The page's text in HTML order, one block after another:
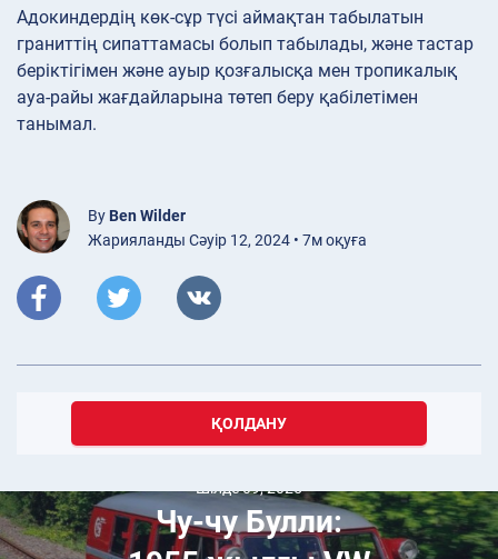
Адокиндердің көк-сұр түсі аймақтан табылатын
граниттің сипаттамасы болып табылады, және тастар
беріктігімен және ауыр қозғалысқа мен тропикалық
ауа-райы жағдайларына төтеп беру қабілетімен
танымал.
By Ben Wilder
Жарияланды Сәуір 12, 2024 • 7м оқуға
ҚОЛДАНУ
Шілде 09, 2025
Чу-чу Булли: